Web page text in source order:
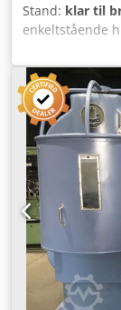
Stand: klar til
enkeltstående
oliehydraulisk
mm -
1300/900/
mm Dcjdpfx